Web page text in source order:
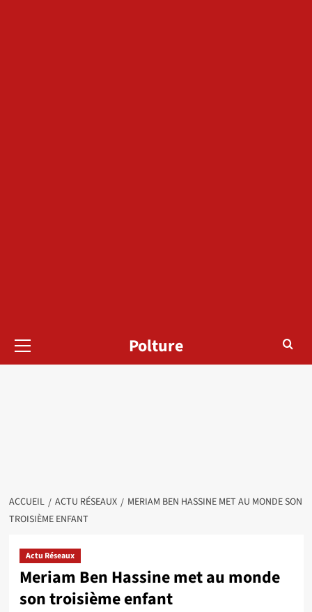
principal
Polture
ACCUEIL ACTU RÉSEAUX
MERIAM BEN HASSINE MET AU MONDE SON
TROISIÈME ENFANT
Actu Réseaux
Meriam Ben Hassine met au monde
son troisième enfant